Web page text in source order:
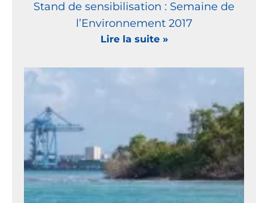
Stand de sensibilisation : Semaine de
l’Environnement 2017
Lire la suite »